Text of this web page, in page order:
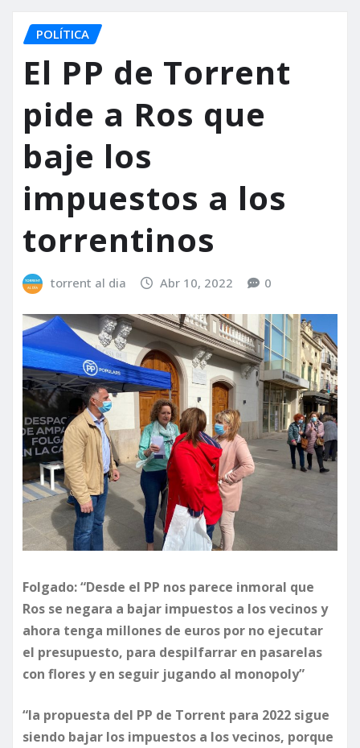
POLÍTICA
El PP de Torrent
pide a Ros que
baje los
impuestos a los
torrentinos
torrent al dia Abr 10, 2022 0
Folgado: “Desde el PP nos parece inmoral que
Ros se negara a bajar impuestos a los vecinos y
ahora tenga millones de euros por no ejecutar
el presupuesto, para despilfarrar en pasarelas
con flores y en seguir jugando al monopoly”
“la propuesta del PP de Torrent para 2022 sigue
siendo bajar los impuestos a los vecinos, porque